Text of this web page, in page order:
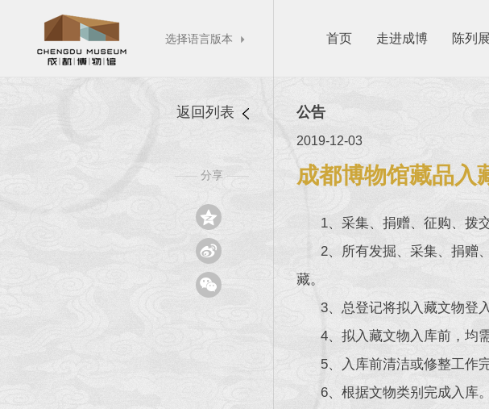
选择语言版本  首页 走进成博 陈列
返回列表
—— 分享 ——



公告
2019-12-03
成都博物馆藏品入
1、采集、捐赠、征购、拨交
2、所有发掘、采集、捐赠、
藏。
3、总登记将拟入藏文物登入
4、拟入藏文物入库前，均需
5、入库前清洁或修整工作完
6、根据文物类别完成入库。